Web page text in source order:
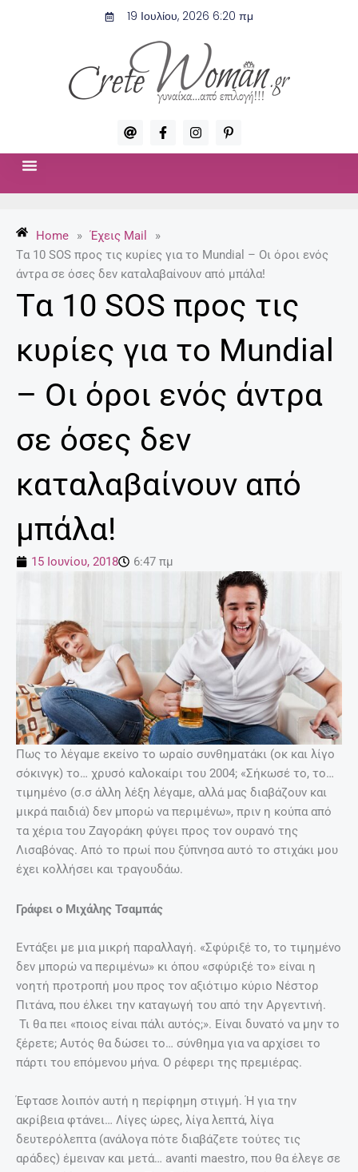
19 Ιουλίου, 2026 6:20 πμ
A
t
F
a
c
I
n
s
P
i
n
p
Home » Έχεις Mail
»
Tα 10 SOS προς τις κυρίες για το Mundial – Οι όροι ενός
άντρα σε όσες δεν καταλαβαίνουν από μπάλα!
Tα 10 SOS προς τις
κυρίες για το Mundial
– Οι όροι ενός άντρα
σε όσες δεν
καταλαβαίνουν από
μπάλα!
15 Ιουνίου, 2018 6:47 πμ
Πως το λέγαμε εκείνο το ωραίο συνθηματάκι (οκ και λίγο
σόκινγκ) το… χρυσό καλοκαίρι του 2004; «Σήκωσέ το, το…
τιμημένο (σ.σ άλλη λέξη λέγαμε, αλλά μας διαβάζουν και
μικρά παιδιά) δεν μπορώ να περιμένω», πριν η κούπα από
τα χέρια του Ζαγοράκη φύγει προς τον ουρανό της
Λισαβόνας. Από το πρωί που ξύπνησα αυτό το στιχάκι μου
έχει κολλήσει και τραγουδάω.
Γράφει ο Μιχάλης Τσαμπάς
Εντάξει με μια μικρή παραλλαγή. «Σφύριξέ το, το τιμημένο
δεν μπορώ να περιμένω» κι όπου «σφύριξέ το» είναι η
νοητή προτροπή μου προς τον αξιότιμο κύριο Νέστορ
Πιτάνα, που έλκει την καταγωγή του από την Αργεντινή.
Τι θα πει «ποιος είναι πάλι αυτός;». Είναι δυνατό να μην το
ξέρετε; Αυτός θα δώσει το… σύνθημα για να αρχίσει το
πάρτι του επόμενου μήνα. Ο ρέφερι της πρεμιέρας.
Έφτασε λοιπόν αυτή η περίφημη στιγμή. Ή για την
ακρίβεια φτάνει… Λίγες ώρες, λίγα λεπτά, λίγα
δευτερόλεπτα (ανάλογα πότε διαβάζετε τούτες τις
αράδες) έμειναν και μετά… avanti maestro, που θα έλεγε σε